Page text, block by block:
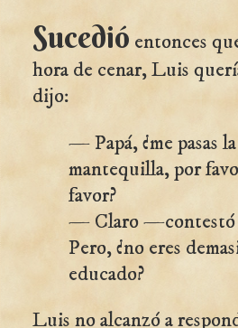
Sucedió entonces
hora de cenar, Luis
dijo:
— Papá, ¿me pasas la
mantequilla, por
favor?
— Claro —contestó
Pero, ¿no eres
educado?
Luis no alcanzó a